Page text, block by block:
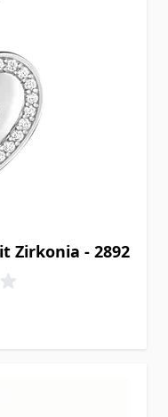
Zirkonia - 2892